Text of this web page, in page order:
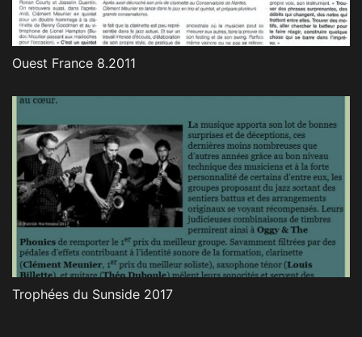
Ouest France 8.2011
Trophées du Sunside 2017